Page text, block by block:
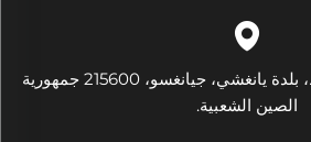
7 شارع تشينغزا الأوسط، بلدة يانغشي، جيانغسو، 215600 جمهورية
الصين الشعبية.